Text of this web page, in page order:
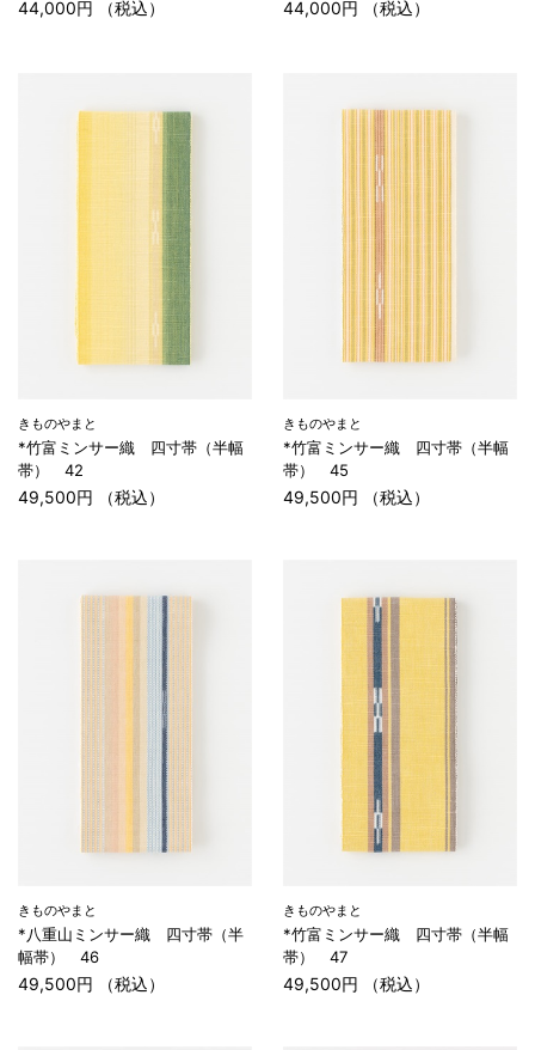
44,000円 （税込） 44,000円 （税込）
きものやまと
*竹富ミンサー織 四寸帯（半幅
帯） 42
49,500円 （税込）
きものやまと
*竹富ミンサー織 四寸帯（半幅
帯） 45
49,500円 （税込）
きものやまと
*八重山ミンサー織 四寸帯（半
幅帯） 46
49,500円 （税込）
きものやまと
*竹富ミンサー織 四寸帯（半幅
帯） 47
49,500円 （税込）